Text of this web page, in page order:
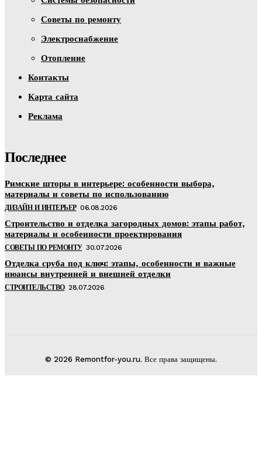
Советы по ремонту
Электроснабжение
Отопление
Контакты
Карта сайта
Реклама
Последнее
Римские шторы в интерьере: особенности выбора,
материалы и советы по использованию
ДИЗАЙН И ИНТЕРЬЕР 06.08.2026
Строительство и отделка загородных домов: этапы работ,
материалы и особенности проектирования
СОВЕТЫ ПО РЕМОНТУ 30.07.2026
Отделка сруба под ключ: этапы, особенности и важные
нюансы внутренней и внешней отделки
СТРОИТЕЛЬСТВО 28.07.2026
© 2026 Remontfor-you.ru. Все права защищены.